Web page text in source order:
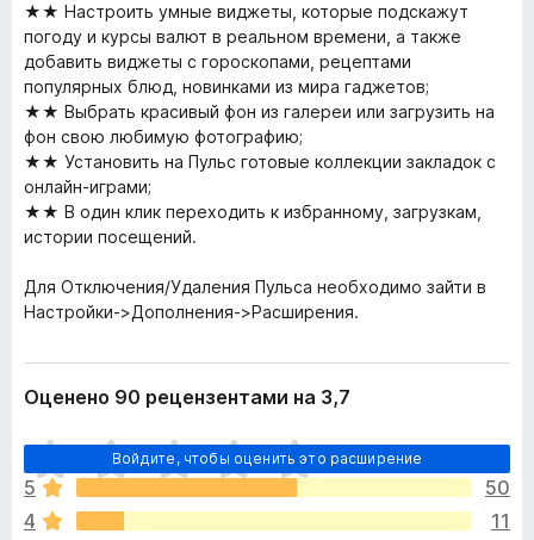
★★ Настроить умные виджеты, которые подскажут
погоду и курсы валют в реальном времени, а также
добавить виджеты с гороскопами, рецептами
популярных блюд, новинками из мира гаджетов;
★★ Выбрать красивый фон из галереи или загрузить на
фон свою любимую фотографию;
★★ Установить на Пульс готовые коллекции закладок с
онлайн-играми;
★★ В один клик переходить к избранному, загрузкам,
истории посещений.
Для Отключения/Удаления Пульса необходимо зайти в
Настройки->Дополнения->Расширения.
Оценено 90 рецензентами на 3,7
Войдите, чтобы оценить это расширение
О
ц
е
н
5
50
4
11